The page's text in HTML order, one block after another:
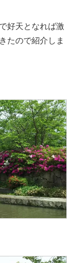
好天となれば激
たので紹介しま